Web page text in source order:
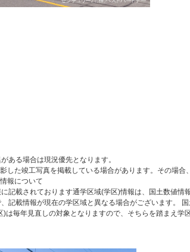
ある場合は現況優先となります。
した竣工写真を掲載している場合があります。その場合
報について
記載されております通学区域(学区)情報は、国土数値
記載情報が現在の学区域と異なる場合がございます。
)は毎年見直しの対象となりますので、そちらを踏まえ学